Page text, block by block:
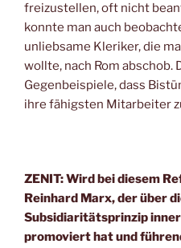
freizustellen, oft nicht
konnte man auch
unliebsame Kleriker, die
wollte, nach Rom abschob.
Gegenbeispiele, dass
ihre fähigsten Mitarbeiter
ZENIT: Wird bei diesem
Reinhard Marx, der über
Subsidiaritätsprinzip
promoviert hat und